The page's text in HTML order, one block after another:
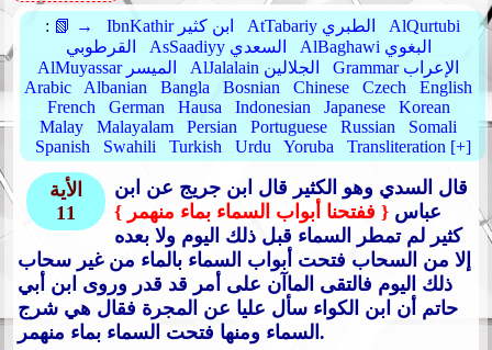
: 📗 → IbnKathir ابن كثير AtTabariy الطبري
AlQurtubi
القرطوبي
AsSaadiyy السعدي
AlBaghawi البغوي
AlMuyassar الميسر
AlJalalain الجلالين
Grammar الإعراب
Arabic
Albanian Bangla Bosnian Chinese Czech
English
French
German Hausa Indonesian Japanese
Korean
Malay
Malayalam Persian Portuguese Russian
Somali
Spanish
Swahili Turkish Urdu Yoruba Transliteration [+]
الأية
11
قال السدي وهو الكثير قال ابن جريج عن ابن
عباس { ففتحنا أبواب السماء بماء منهمر }
كثير لم تمطر السماء قبل ذلك اليوم ولا بعده
إلا من السحاب فتحت أبواب السماء بالماء من غير سحاب
ذلك اليوم فالتقى الماآن على أمر قد قدر وروى ابن أبي
حاتم أن ابن الكواء سأل عليا عن المجرة فقال هي شرج
السماء ومنها فتحت السماء بماء منهمر.